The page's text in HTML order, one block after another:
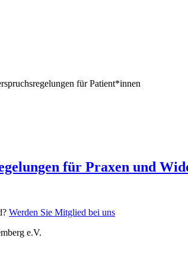
für Patient*innen
für Praxen und
Werden Sie Mitglied bei uns
e.V.